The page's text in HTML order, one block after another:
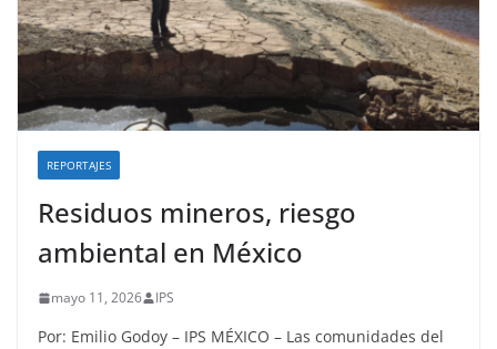
REPORTAJES
Residuos mineros, riesgo
ambiental en México
mayo 11, 2026 IPS
Por: Emilio Godoy – IPS MÉXICO – Las comunidades del